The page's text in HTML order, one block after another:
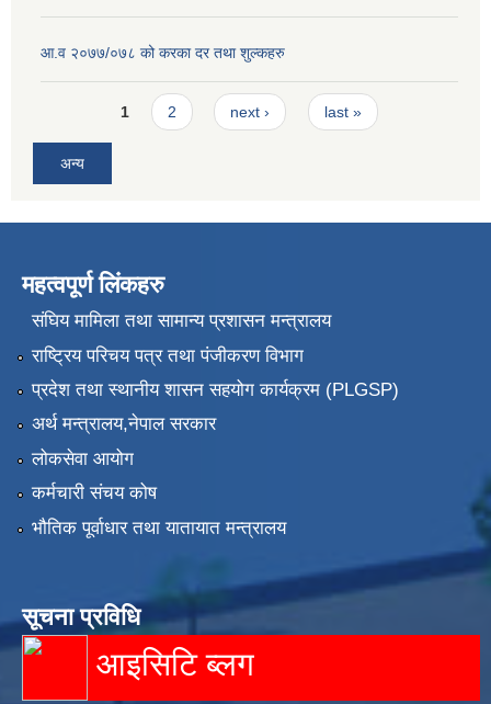
आ.व २०७७/०७८ को करका दर तथा शुल्कहरु
Pages1 2 next › last »
अन्य
महत्वपूर्ण लिंकहरु
संघिय मामिला तथा सामान्य प्रशासन मन्त्रालय
राष्ट्रिय परिचय पत्र तथा पंजीकरण विभाग
प्रदेश तथा स्थानीय शासन सहयोग कार्यक्रम (PLGSP)
अर्थ मन्त्रालय,नेपाल सरकार
लोकसेवा आयोग
कर्मचारी संचय कोष
भौतिक पूर्वाधार तथा यातायात मन्त्रालय
सूचना प्रविधि
आइसिटि ब्लग